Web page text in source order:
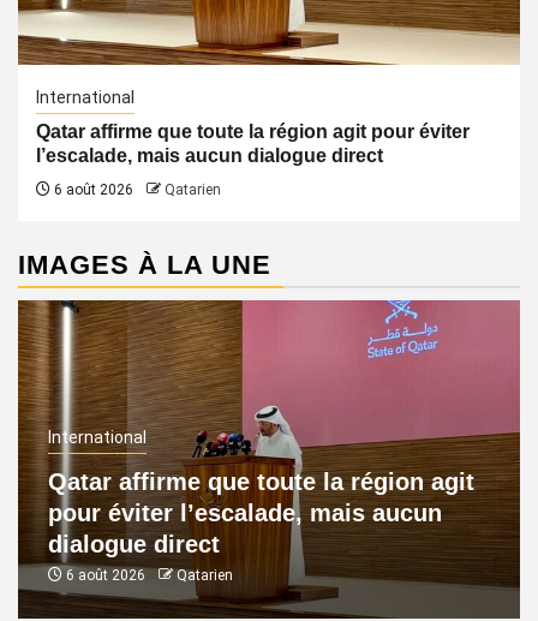
International
Qatar affirme que toute la région agit pour éviter
l’escalade, mais aucun dialogue direct
6 août 2026 Qatarien
IMAGES À LA UNE
International
Qatar affirme que toute la région agit
pour éviter l’escalade, mais aucun
dialogue direct
6 août 2026 Qatarien